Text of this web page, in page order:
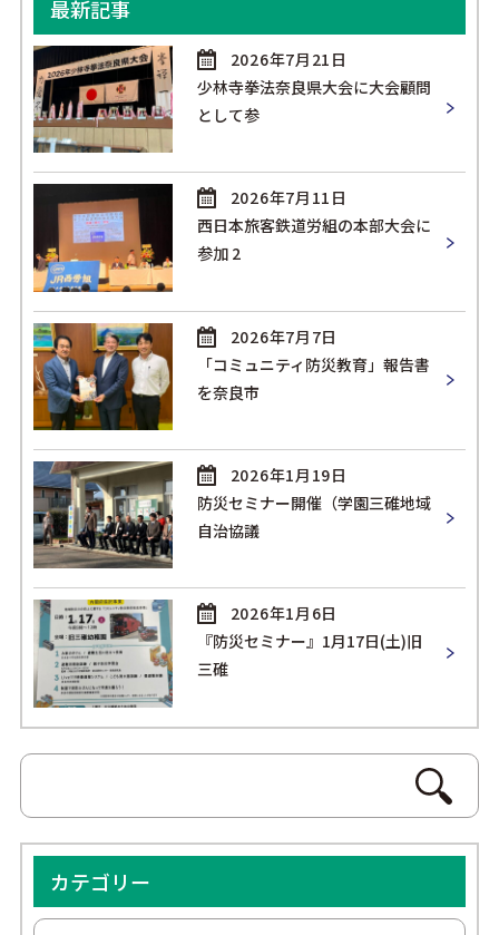
最新記事
2026年7月21日
少林寺拳法奈良県大会に大会顧問
として参
2026年7月11日
西日本旅客鉄道労組の本部大会に
参加 2
2026年7月7日
「コミュニティ防災教育」報告書
を奈良市
2026年1月19日
防災セミナー開催（学園三碓地域
自治協議
2026年1月6日
『防災セミナー』1月17日(土)旧
三碓
カテゴリー